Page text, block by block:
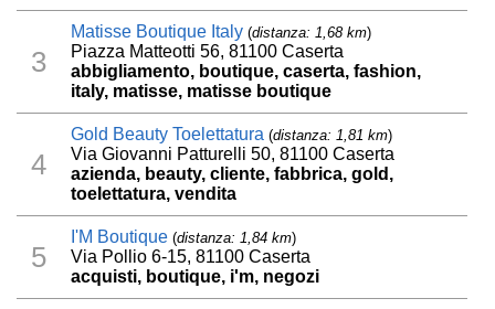
3
Matisse Boutique Italy (distanza: 1,68 km)
Piazza Matteotti 56, 81100 Caserta
abbigliamento, boutique, caserta, fashion,
italy, matisse, matisse boutique
4
Gold Beauty Toelettatura (distanza: 1,81 km)
Via Giovanni Patturelli 50, 81100 Caserta
azienda, beauty, cliente, fabbrica, gold,
toelettatura, vendita
5
I'M Boutique (distanza: 1,84 km)
Via Pollio 6-15, 81100 Caserta
acquisti, boutique, i'm, negozi